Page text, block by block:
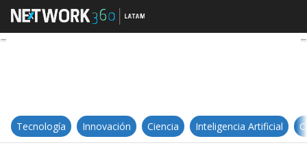
Informe del desarrollo humano y
Tecnología Innovación Ciencia Inteligencia Artificial